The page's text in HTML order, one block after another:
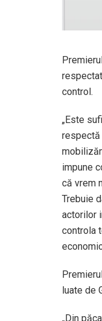
control.
„Este
respectă
impune
că vrem
Trebuie
actorilor
controla
luate de
„Din